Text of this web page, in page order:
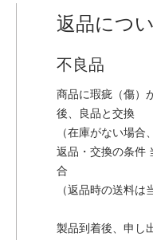
返品につ
不良品
商品に瑕疵（傷）
後、良品と交換
（在庫がない場合
返品・交換の条件
合
（返品時の送料は
製品到着後、申し